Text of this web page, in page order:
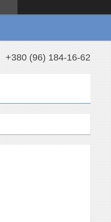
+380 (96) 184-16-62